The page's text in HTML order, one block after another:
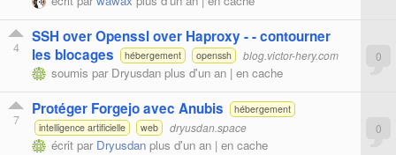
4
SSH over Openssl over Haproxy - - contourner
les blocages
hébergement openssh blog.victor-hery.com
soumis par Dryusdan plus d'un an | en cache
0
7
Protéger Forgejo avec Anubis
hébergement
intelligence artificielle
web dryusdan.space
écrit par Dryusdan plus d'un an | en cache
0